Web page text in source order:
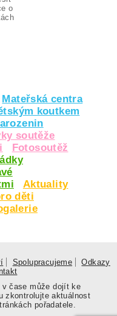
o
Mateřská centra
koutkem
soutěže
Fotosoutěž
Aktuality
děti
Spolupracujeme
Odkazy
čase může dojít ke
zkontrolujte aktuálnost
pořadatele.